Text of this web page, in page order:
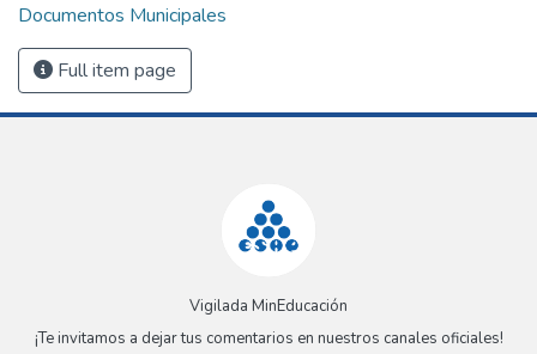
Documentos Municipales
Full item page
Vigilada MinEducación
¡Te invitamos a dejar tus comentarios en nuestros canales oficiales!